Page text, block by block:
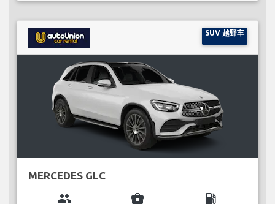
SUV 越野车
MERCEDES GLC
group business_center local_gas_station